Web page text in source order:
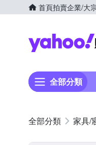
首頁拍賣企業/大
全部分類
家具/